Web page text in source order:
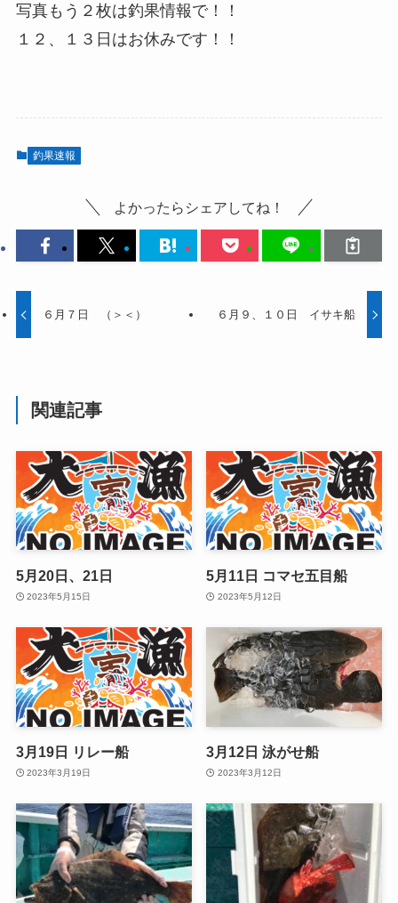
写真もう２枚は釣果情報で！！
１２、１３日はお休みです！！
釣果速報
よかったらシェアしてね！
６月７日 （＞＜） ６月９、１０日 イサキ船
関連記事
5月20日、21日
2023年5月15日
5月11日 コマセ五目船
2023年5月12日
3月19日 リレー船
2023年3月19日
3月12日 泳がせ船
2023年3月12日